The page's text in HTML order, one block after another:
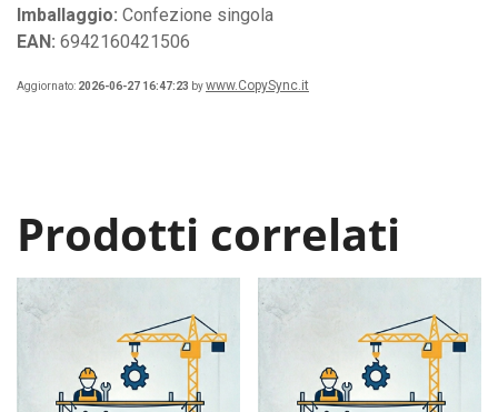
Imballaggio: Confezione singola
EAN: 6942160421506
Aggiornato: 2026-06-27 16:47:23 bywww.CopySync.it
Prodotti correlati